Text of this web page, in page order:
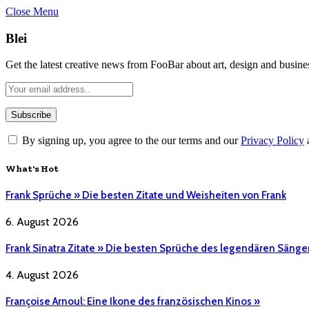
Close Menu
Blei
Get the latest creative news from FooBar about art, design and
By signing up, you agree to the our terms and ourPrivacy Policy
What's Hot
Frank Sprüche » Die besten Zitate und Weisheiten von Frank
6. August 2026
Frank Sinatra Zitate » Die besten Sprüche des legendären
4. August 2026
Françoise Arnoul: Eine Ikone des französischen Kinos »